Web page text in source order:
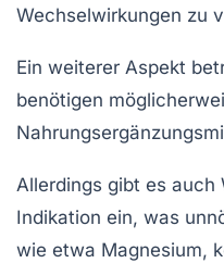
Wechselwirkungen zu
Ein weiterer Aspekt
benötigen
Allerdings gibt es
Indikation ein, was
wie etwa Magnesium,